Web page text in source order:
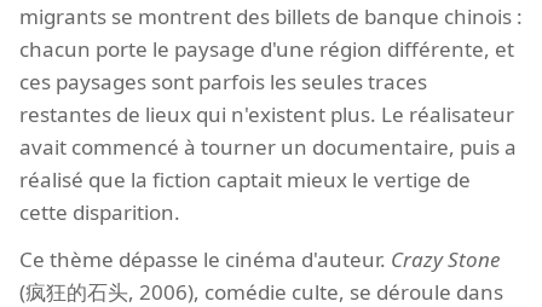
migrants se montrent des billets de banque chinois :
chacun porte le paysage d'une région différente, et
ces paysages sont parfois les seules traces
restantes de lieux qui n'existent plus. Le réalisateur
avait commencé à tourner un documentaire, puis a
réalisé que la fiction captait mieux le vertige de
cette disparition.
Ce thème dépasse le cinéma d'auteur. Crazy Stone
(疯狂的石头, 2006), comédie culte, se déroule dans